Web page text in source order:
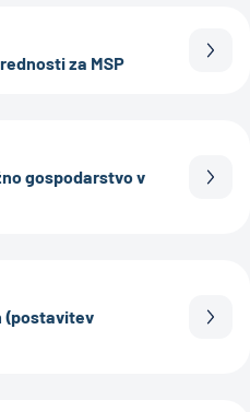
za MSP
gospodarstvo v
(postavitev